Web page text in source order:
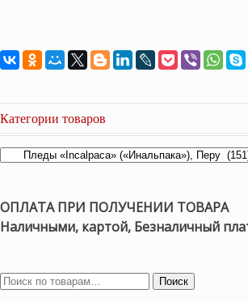
Категории товаров
ОПЛАТА ПРИ ПОЛУЧЕНИИ ТОВАРА
Наличными, картой, Безналичный
Поиск